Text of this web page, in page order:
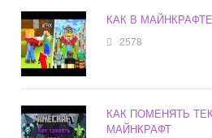
КАК В
2578
КАК ПОМЕНЯТЬ
МАЙНКРАФТ